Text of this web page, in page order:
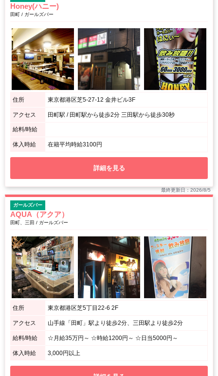
Honey(ハニー)
田町 / ガールズバー
住所 東京都港区芝5-27-12 金井ビル3F
アクセス 田町駅 / 田町駅から徒歩2分 三田駅から徒歩30秒
給料/時給
体入時給 在籍平均時給3100円
詳細を見る
最終更新日：2026/8/5
ガールズバー
AQUA（アクア）
田町、三田 / ガールズバー
住所 東京都港区芝5丁目22-6 2F
アクセス 山手線「田町」駅より徒歩2分、三田駅より徒歩2分
給料/時給 ☆月給35万円～ ☆時給1200円～ ☆日当5000円～
体入時給 3,000円以上